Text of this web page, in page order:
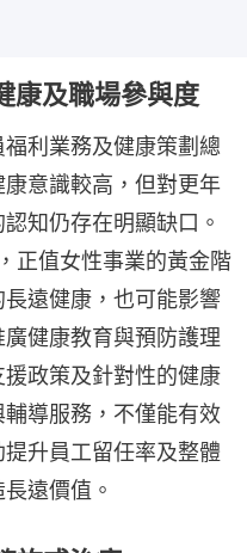
康及職場參與度
利業務及健康策劃總
意識較高，但對更年
知仍存在明顯缺口。
正值女性事業的黃金階
遠健康，也可能影響
健康教育與預防護理
政策及針對性的健康
導服務，不僅能有效
升員工留任率及整體
遠價值。